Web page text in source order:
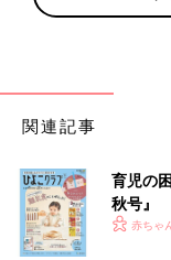
関連記事
育児の
秋号』
いっぱ
赤ちゃ